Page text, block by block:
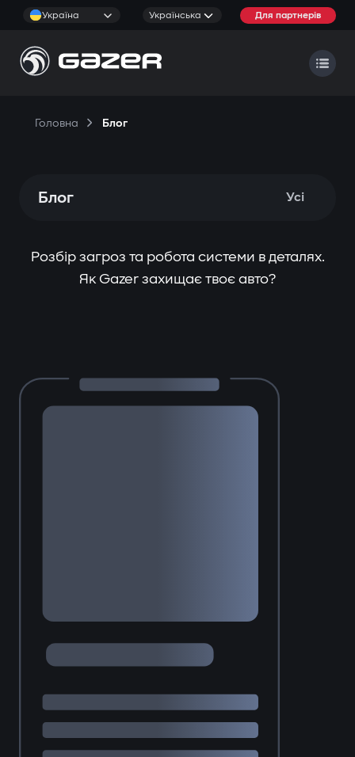
Україна Українська Для партнерів
Головна Блог
Блог Усі
Розбір загроз та робота системи в деталях.
Як Gazer захищає твоє авто?